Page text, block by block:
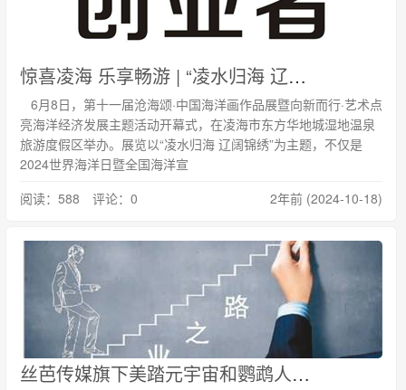
惊喜凌海 乐享畅游 | “凌水归海 辽阔锦绣”第十一届沧海颂·中国海洋画作品展在凌海举行
6月8日，第十一届沧海颂·中国海洋画作品展暨向新而行·艺术点
亮海洋经济发展主题活动开幕式，在凌海市东方华地城湿地温泉
旅游度假区举办。展览以“凌水归海 辽阔锦绣”为主题，不仅是
2024世界海洋日暨全国海洋宣
阅读：588 评论：0
2年前 (2024-10-18)
丝芭传媒旗下美踏元宇宙和鹦鹉人启动内测 AI泛娱乐UGC内容生态链布局加速